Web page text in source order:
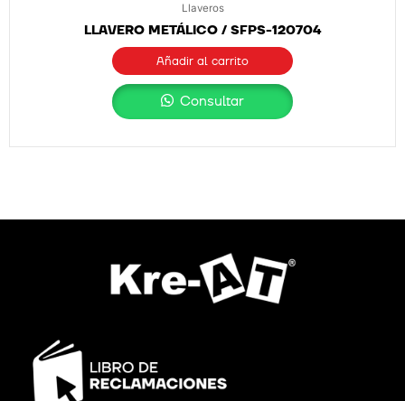
Llaveros
LLAVERO METÁLICO / SFPS-120704
Añadir al carrito
Consultar